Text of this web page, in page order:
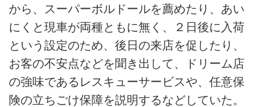
から、スーパーボルドールを薦めたり、あい
にくと現車が両種ともに無く、２日後に入荷
という設定のため、後日の来店を促したり、
お客の不安点などを聞き出して、ドリーム店
の強味であるレスキューサービスや、任意保
険の立ちごけ保障を説明するなどしていた。